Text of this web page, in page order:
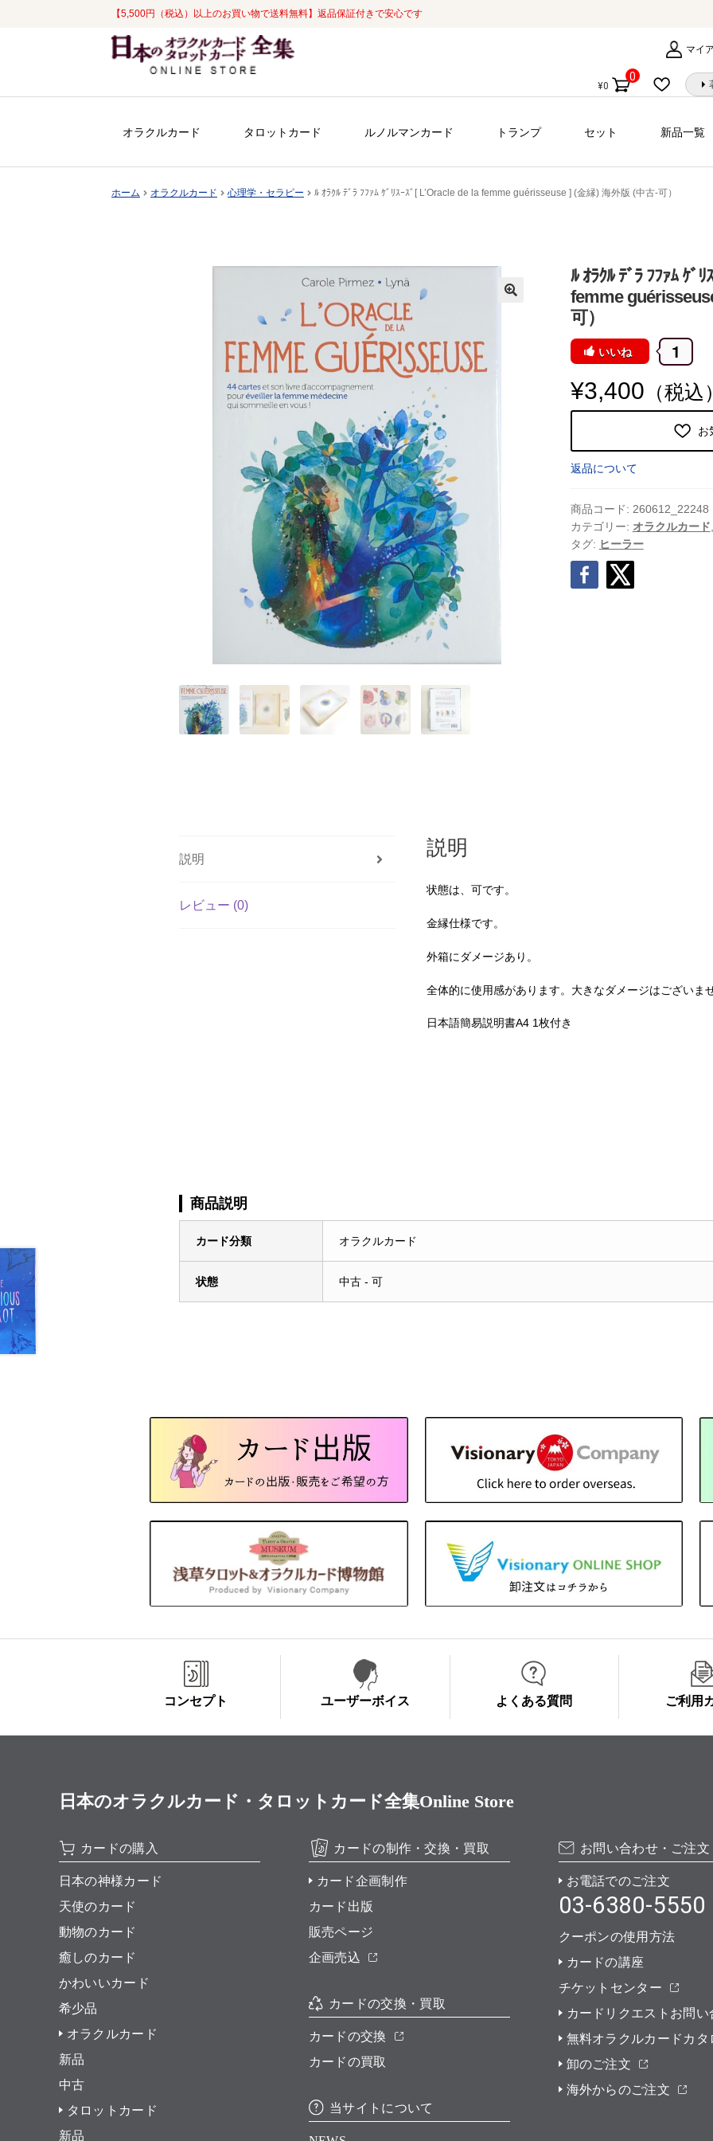
【5,500円（税込）以上のお買い物で送料無料】返品保証付きで安心です
ナ
ビ
ン
コ
ン
ス
マイ
¥0
0
個
オラクルカード タロットカード ルノルマンカード トランプ セット 新品一覧
ホーム オラクルカード 心理学・セラピー ﾙ ｵﾗｸﾙ ﾃﾞﾗ ﾌﾌｧﾑ ｹﾞﾘｽｰｽﾞ[ L’Oracle de la femme guérisseuse ] (金縁) 海外版 (中古-可）
ﾙ ｵﾗｸﾙ ﾃﾞﾗ ﾌﾌｧﾑ ｹﾞ
femme
可）
いいね 1
¥3,400 （税込）
お
返品について
商品コード: 260612_22248
カテゴリー: オラクルカード,
タグ: ヒーラー
説明
レビュー (0)
説明
状態は、可です。
金縁仕様です。
外箱にダメージあり。
全体的に使用感があります。大きなダメージはございま
日本語簡易説明書A4 1枚付き
商品説明
カード分類 オラクルカード
状態 中古 - 可
コンセプト ユーザーボイス よくある質問 ご利用
日本のオラクルカード・タロットカード全集Online Store
カードの購入
日本の神様カード
天使のカード
動物のカード
癒しのカード
かわいいカード
希少品
オラクルカード
新品
中古
タロットカード
新品
カードの制作・交換・買取
カード企画制作
カード出版
販売ページ
企画売込
カードの交換・買取
カードの交換
カードの買取
当サイトについて
お問い合わせ・ご注文
お電話でのご注文
03-6380-5550
クーポンの使用方法
カードの講座
チケットセンター
カードリクエストお問い
無料オラクルカードカタ
卸のご注文
海外からのご注文